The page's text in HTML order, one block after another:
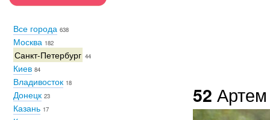
Все города 638
Москва 182
Санкт-Петербург 44
Киев 84
Владивосток 18
Донецк 23
Казань 17
52